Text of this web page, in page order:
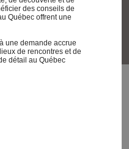
des conseils de
Québec offrent une
une demande accrue
de rencontres et de
détail au Québec